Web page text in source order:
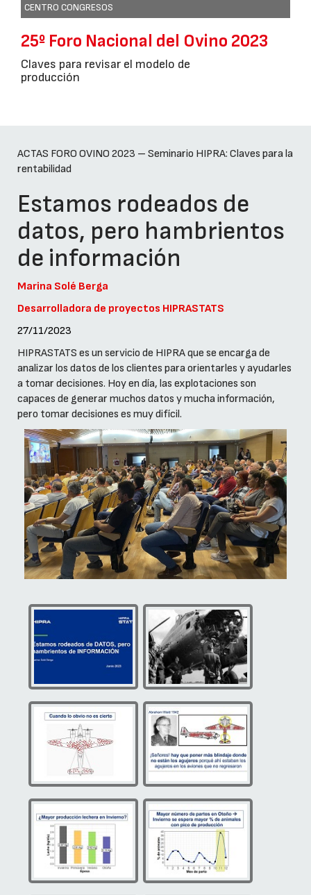
CENTRO CONGRESOS
25º Foro Nacional del Ovino 2023
Claves para revisar el modelo de
producción
ACTAS FORO OVINO 2023 – Seminario HIPRA: Claves para la
rentabilidad
Estamos rodeados de
datos, pero hambrientos
de información
Marina Solé Berga
Desarrolladora de proyectos HIPRASTATS
27/11/2023
HIPRASTATS es un servicio de HIPRA que se encarga de
analizar los datos de los clientes para orientarles y ayudarles
a tomar decisiones. Hoy en día, las explotaciones son
capaces de generar muchos datos y mucha información,
pero tomar decisiones es muy difícil.